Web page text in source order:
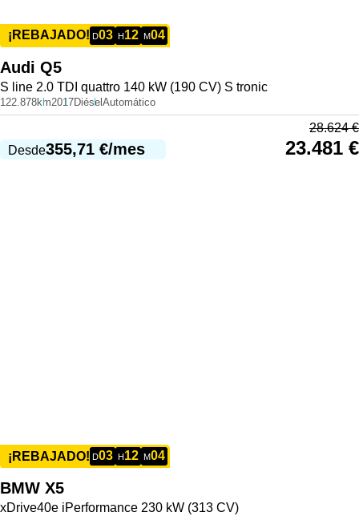
¡REBAJADO! D03 H12 M04
Audi Q5
S line 2.0 TDI quattro 140 kW (190 CV) S tronic
122.878km2017Diésel Automático
Desde355,71 €/mes
28.624€
23.481 €
¡REBAJADO! D03 H 12 M04
BMW X5
xDrive40e iPerformance 230 kW (313 CV)